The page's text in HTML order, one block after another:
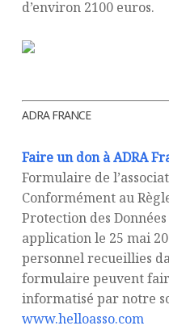
d’environ 2100 euros.
ADRA FRANCE
Faire un don à ADRA
Formulaire de
Conformément au
Protection des
application le 25 mai
personnel recueillies
formulaire peuvent
informatisé par notre
www.helloasso.com